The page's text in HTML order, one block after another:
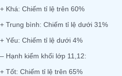
+ Khá: Chiếm tỉ lệ trên 60%
+ Trung bình: Chiếm tỉ lệ dưới 31%
+ Yếu: Chiếm tỉ lệ dưới 4%
– Hạnh kiểm khối lớp 11,12:
+ Tốt: Chiếm tỉ lệ trên 65%